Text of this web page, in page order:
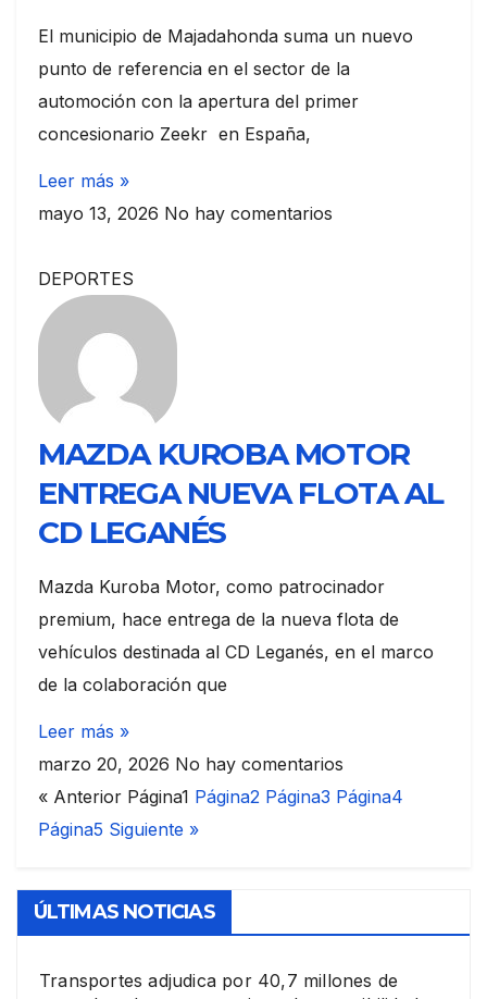
El municipio de Majadahonda suma un nuevo
punto de referencia en el sector de la
automoción con la apertura del primer
concesionario Zeekr en España,
Leer más »
mayo 13, 2026 No hay comentarios
DEPORTES
MAZDA KUROBA MOTOR
ENTREGA NUEVA FLOTA AL
CD LEGANÉS
Mazda Kuroba Motor, como patrocinador
premium, hace entrega de la nueva flota de
vehículos destinada al CD Leganés, en el marco
de la colaboración que
Leer más »
marzo 20, 2026 No hay comentarios
« Anterior Página1 Página2 Página3 Página4
Página5 Siguiente »
ÚLTIMAS NOTICIAS
Transportes adjudica por 40,7 millones de